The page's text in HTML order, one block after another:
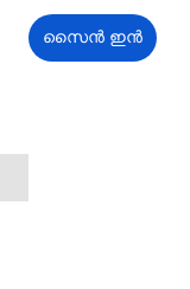
സൈൻ ഇൻ